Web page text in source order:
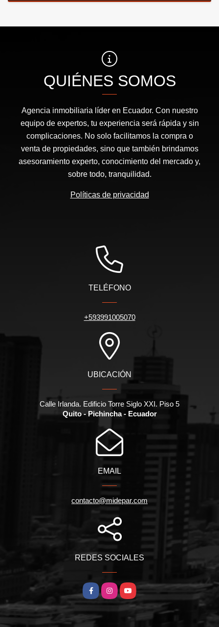
QUIÉNES SOMOS
Agencia inmobiliaria líder en Ecuador. Con nuestro
equipo de expertos, tu experiencia será rápida y sin
complicaciones. No solo facilitamos la compra o
venta de propiedades, sino que también brindamos
asesoramiento experto, conocimiento del mercado y,
sobre todo, tranquilidad.
Políticas de privacidad
TELÉFONO
+593991005070
UBICACIÓN
Calle Irlanda. Edificio Torre Siglo XXI. Piso 5
Quito - Pichincha - Ecuador
EMAIL
contacto@midepar.com
REDES SOCIALES
FacebookInstagramYouTube